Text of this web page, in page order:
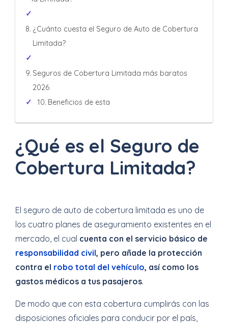
¿Cuánto cuesta el Seguro de Auto de Cobertura
Limitada?
Seguros de Cobertura Limitada más baratos
2026
Beneficios de esta
¿Qué es el Seguro de
Cobertura Limitada?
El seguro de auto de cobertura limitada es uno de
los cuatro planes de aseguramiento existentes en el
mercado, el cual cuenta con el servicio básico de
responsabilidad civil, pero añade la protección
contra el robo total del vehículo, así como los
gastos médicos a tus pasajeros.
De modo que con esta cobertura cumplirás con las
disposiciones oficiales para conducir por el país,